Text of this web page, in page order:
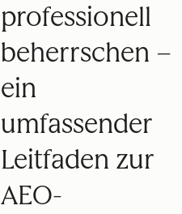
professionell
beherrschen –
ein
umfassender
Leitfaden zur
AEO-